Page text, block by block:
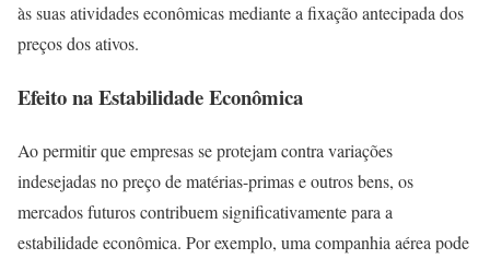
às suas atividades econômicas mediante a fixação antecipada dos
preços dos ativos.
Efeito na Estabilidade Econômica
Ao permitir que empresas se protejam contra variações
indesejadas no preço de matérias-primas e outros bens, os
mercados futuros contribuem significativamente para a
estabilidade econômica. Por exemplo, uma companhia aérea pode